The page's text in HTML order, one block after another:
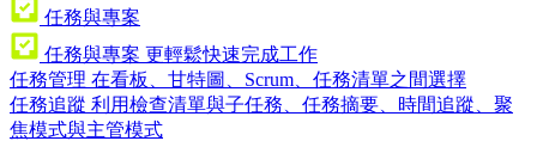
任務與專案
任務與專案 更輕鬆快速完成工作
任務管理 在看板、甘特圖、Scrum、任務清單之間選擇
任務追蹤 利用檢查清單與子任務、任務摘要、時間追蹤、聚
焦模式與主管模式